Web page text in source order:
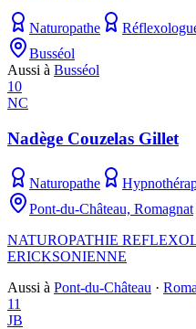
Naturopathe
Busséol
Aussi à Busséol
10
NC
Nadège Couzelas Gillet
Naturopathe
Pont-du-Château, Romagnat
NATUROPATHIE
ERICKSONIENNE
Aussi à Pont-du-Château ·
11
JB